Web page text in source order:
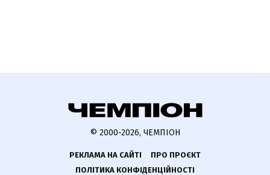
© 2000-2026, ЧЕМПІОН
РЕКЛАМА НА САЙТІ
ПРО ПРОЄКТ
ПОЛІТИКА КОНФІДЕНЦІЙНОСТІ